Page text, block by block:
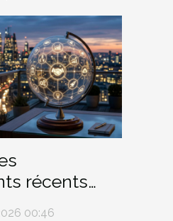
récents
la 00:46